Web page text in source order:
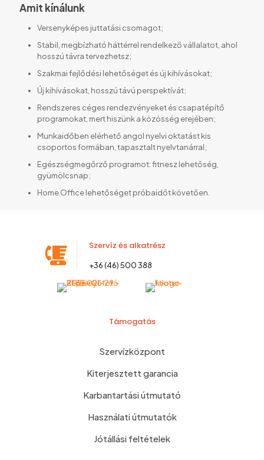
Amit kínálunk
Versenyképes juttatási csomagot;
Stabil, megbízható háttérrel rendelkező vállalatot, ahol
hosszú távra tervezhetsz;
Szakmai fejlődési lehetőséget és új kihívásokat;
Új kihívásokat, hosszú távú perspektívát;
Rendszeres céges rendezvényeket és csapatépítő
programokat, mert hiszünk a közösség erejében;
Munkaidőben elérhető angol nyelvi oktatást kis
csoportos formában, tapasztalt nyelvtanárral;
Egészségmegőrző programot: fitnesz lehetőség,
gyümölcsnap;
Home Office lehetőséget próbaidőt követően.
Szervíz és alkatrész
+36 (46) 500 388
Támogatás
Szervízközpont
Kiterjesztett garancia
Karbantartási útmutató
Használati útmutatók
Jótállási feltételek